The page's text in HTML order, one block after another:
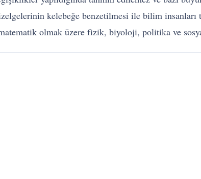
kelebeğe benzetilmesi ile bilim
olmak üzere fizik, biyoloji, politika ve